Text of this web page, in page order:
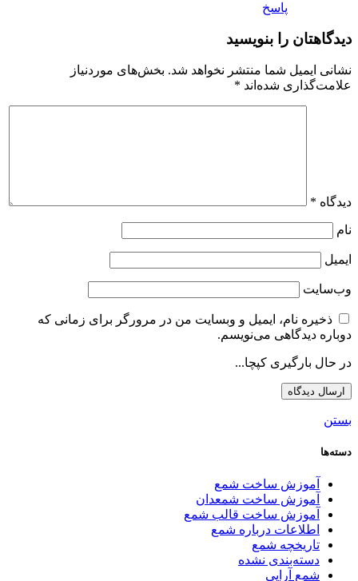
پاسخ
دیدگاهتان را بنویسید
نشانی ایمیل شما منتشر نخواهد شد. بخش‌های موردنیاز
علامت‌گذاری شده‌اند *
دیدگاه *
نام
ایمیل
وب‌سایت
ذخیره نام، ایمیل و وبسایت من در مرورگر برای زمانی که
دوباره دیدگاهی می‌نویسم.
در حال بارگیری کپچا...
بستن
دسته‌ها
آموزش ساخت شمع
آموزش ساخت شمعدان
آموزش ساخت قالب شمع
اطلاعات درباره شمع
تاریخچه شمع
دسته‌بندی نشده
شمع آرایی